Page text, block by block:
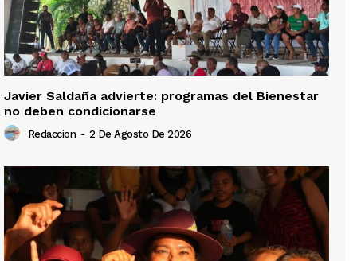
Javier Saldaña advierte: programas del Bienestar
no deben condicionarse
Redaccion - 2 De Agosto De 2026